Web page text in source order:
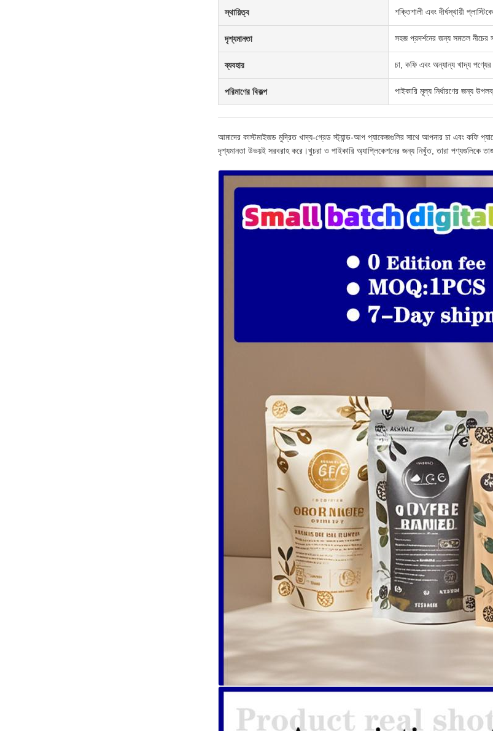
স্থায়িত্ব শক্তিশালী এবং দীর্ঘস্থায়ী
দৃশ্যমানতা সহজ প্রদর্শনের জন্য সমতল নীচের
ব্যবহার চা, কফি এবং অন্যান্য খাদ্য
পরিমাণের বিকল্প পাইকারি মূল্য নির্ধারণের জন্য
আমাদের কাস্টমাইজড মুদ্রিত খাদ্য-গ্রেড স্ট্যান্ড-আপ প্যাকেজগুলির সাথে আপনার চা এবং কফি
দৃশ্যমানতা উভয়ই সরবরাহ করে।খুচরা ও পাইকারি অ্যাপ্লিকেশনের জন্য নিখুঁত, তারা পণ্যগুলিকে